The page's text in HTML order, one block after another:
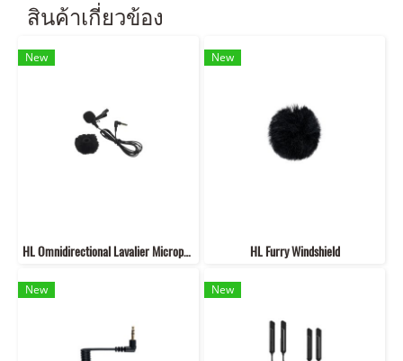
สินค้าเกี่ยวข้อง
New
HL Omnidirectional Lavalier Microphone
New
HL Furry Windshield
New New